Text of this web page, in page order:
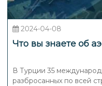
2024-04-08
Что вы знаете об
В Турции 35
разбросанных по всей